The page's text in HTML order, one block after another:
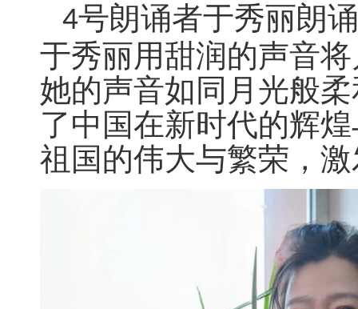
4号朗诵者于秀丽朗
于秀丽用甜润的声音
她的声音如同月光般
了中国在新时代的辉
祖国的伟大与繁荣，